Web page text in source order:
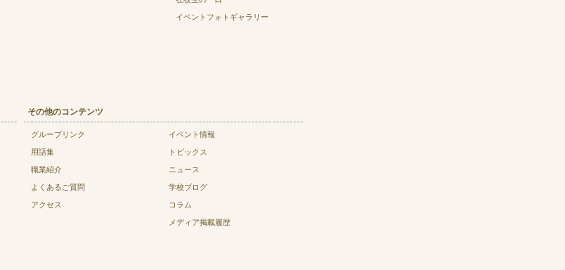
イベントフォトギャラリー
その他のコンテンツ
グループリンク
用語集
職業紹介
よくあるご質問
アクセス
イベント情報
トピックス
ニュース
学校ブログ
コラム
メディア掲載履歴